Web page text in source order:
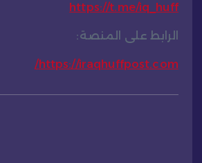
https://t.me/iq_huff
الرابط على المنصة:
https://iraqhuffpost.com/